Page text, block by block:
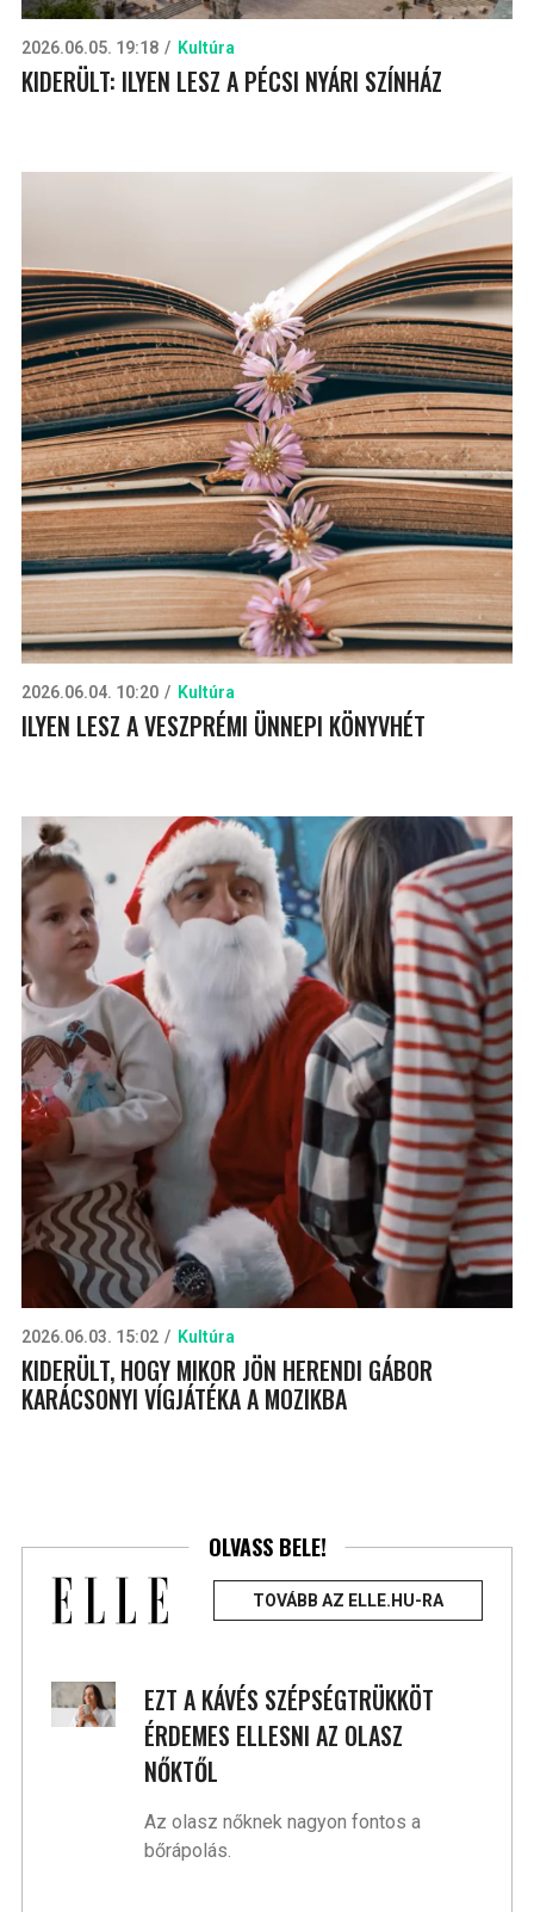
2026.06.05. 19:18 Kultúra
KIDERÜLT: ILYEN LESZ A PÉCSI NYÁRI SZÍNHÁZ
2026.06.04. 10:20 Kultúra
ILYEN LESZ A VESZPRÉMI ÜNNEPI KÖNYVHÉT
2026.06.03. 15:02 Kultúra
KIDERÜLT, HOGY MIKOR JÖN HERENDI GÁBOR
KARÁCSONYI VÍGJÁTÉKA A MOZIKBA
OLVASS BELE!
TOVÁBB AZ ELLE.HU-RA
EZT A KÁVÉS SZÉPSÉGTRÜKKÖT
ÉRDEMES ELLESNI AZ OLASZ
NŐKTŐL
Az olasz nőknek nagyon fontos a
bőrápolás.